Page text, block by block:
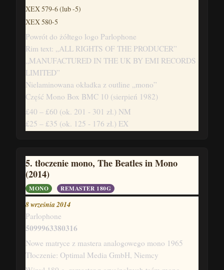
XEX 579-6 (lub -5)
XEX 580-5
Powrót do żółtego logo Parlophone
Rim text: „ALL RIGHTS OF THE PRODUCER”
„MANUFACTURED IN THE UK BY EMI RECORDS
LIMITED”
Nielaminowana okładka z outline „mono”
Część Mono Box BMC 10 (sierpień 1982)
£40 – £60 (ok. 201 - 301 zł.) NM
£25 – £35 (ok. 125 - 176 zł.) EX
5. tłoczenie mono, The Beatles in Mono
(2014)
MONO REMASTER 180G
8 września 2014
Parlophone
5099963380316
Nowe matryce z mastera analogowego mono 1965
Tłoczenie: Optimal Media GmbH, Niemcy